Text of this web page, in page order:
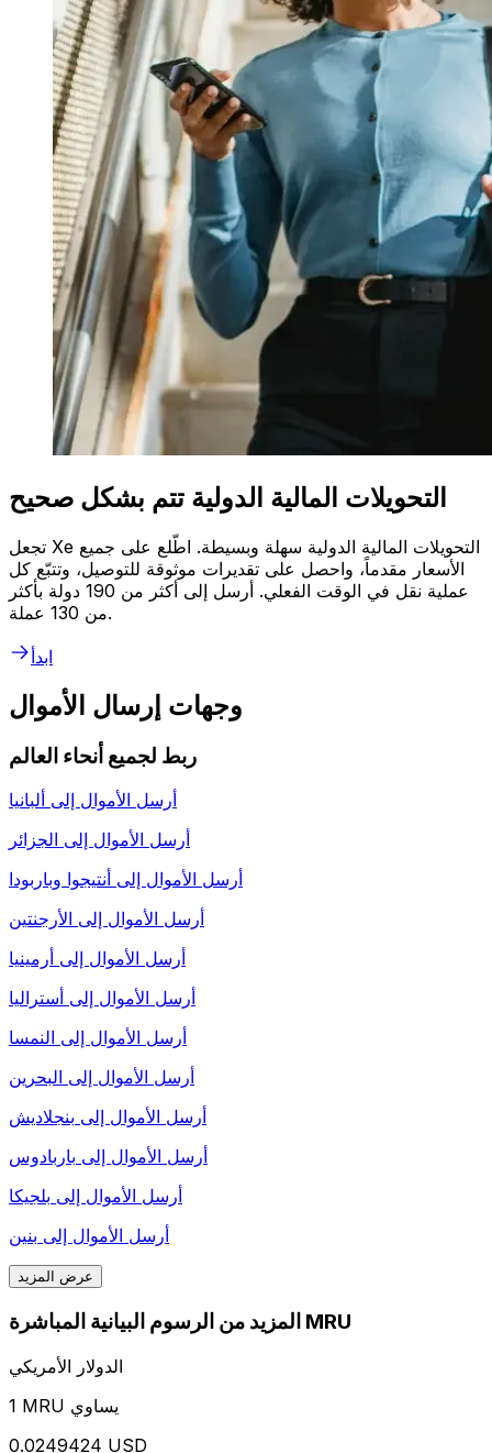
التحويلات المالية الدولية تتم بشكل صحيح
تجعل Xe التحويلات المالية الدولية سهلة وبسيطة. اطّلع على جميع
الأسعار مقدماً، واحصل على تقديرات موثوقة للتوصيل، وتتبّع كل
عملية نقل في الوقت الفعلي. أرسل إلى أكثر من 190 دولة بأكثر
من 130 عملة.
ابدأ
وجهات إرسال الأموال
ربط لجميع أنحاء العالم
أرسل الأموال إلى ألبانيا
أرسل الأموال إلى الجزائر
أرسل الأموال إلى أنتيجوا وباربودا
أرسل الأموال إلى الأرجنتين
أرسل الأموال إلى أرمينيا
أرسل الأموال إلى أستراليا
أرسل الأموال إلى النمسا
أرسل الأموال إلى البحرين
أرسل الأموال إلى بنجلاديش
أرسل الأموال إلى باربادوس
أرسل الأموال إلى بلجيكا
أرسل الأموال إلى بنين
عرض المزيد
المزيد من الرسوم البيانية المباشرة MRU
الدولار الأمريكي
1 MRU يساوي
0.0249424 USD